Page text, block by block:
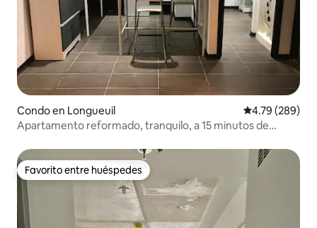
Condo en Longueuil Calificación
4.79 (289)
Apartamento reformado, tranquilo, a 15 minutos de
Favorito entre huéspedes
Favorito entre huéspedes